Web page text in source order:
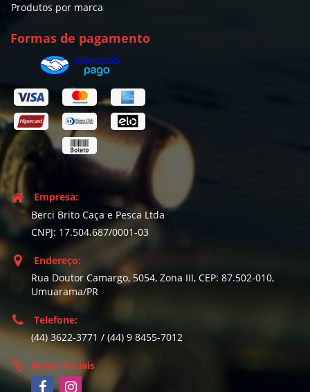
Produtos por marca
Formas de pagamento
Empresa:
Berci Brito Caça e Pesca Ltda
CNPJ: 17.504.687/0001-03
Endereço:
Rua Doutor Camargo, 5054, Zona III, CEP: 87.502-010,
Umuarama/PR
Telefone:
(44) 3622-3771 / (44) 9 8455-7012
Redes Sociais